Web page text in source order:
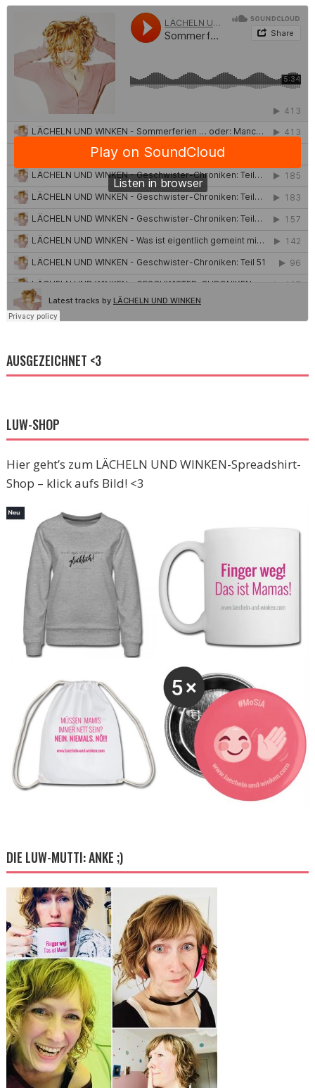
AUSGEZEICHNET <3
LUW-SHOP
Hier geht’s zum LÄCHELN UND WINKEN-Spreadshirt-
Shop – klick aufs Bild! <3
DIE LUW-MUTTI: ANKE ;)